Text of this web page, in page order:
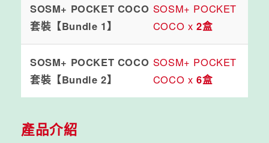
SOSM+ POCKET COCO
套裝【Bundle 1】
SOSM+ POCKET
COCO x 2盒
SOSM+ POCKET COCO
套裝【Bundle 2】
SOSM+ POCKET
COCO x 6盒
產品介紹